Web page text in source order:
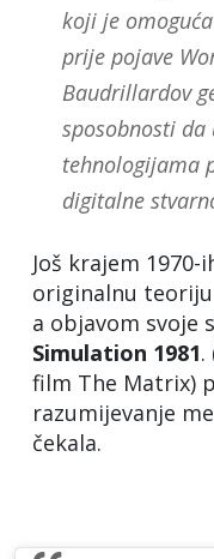
koji je
prije pojave
Baudrillardov
sposobnosti
tehnologijama
digitalne
Još krajem
originalnu
a objavom svoje
Simulation 1981.
film The Matrix)
razumijevanje
čekala.